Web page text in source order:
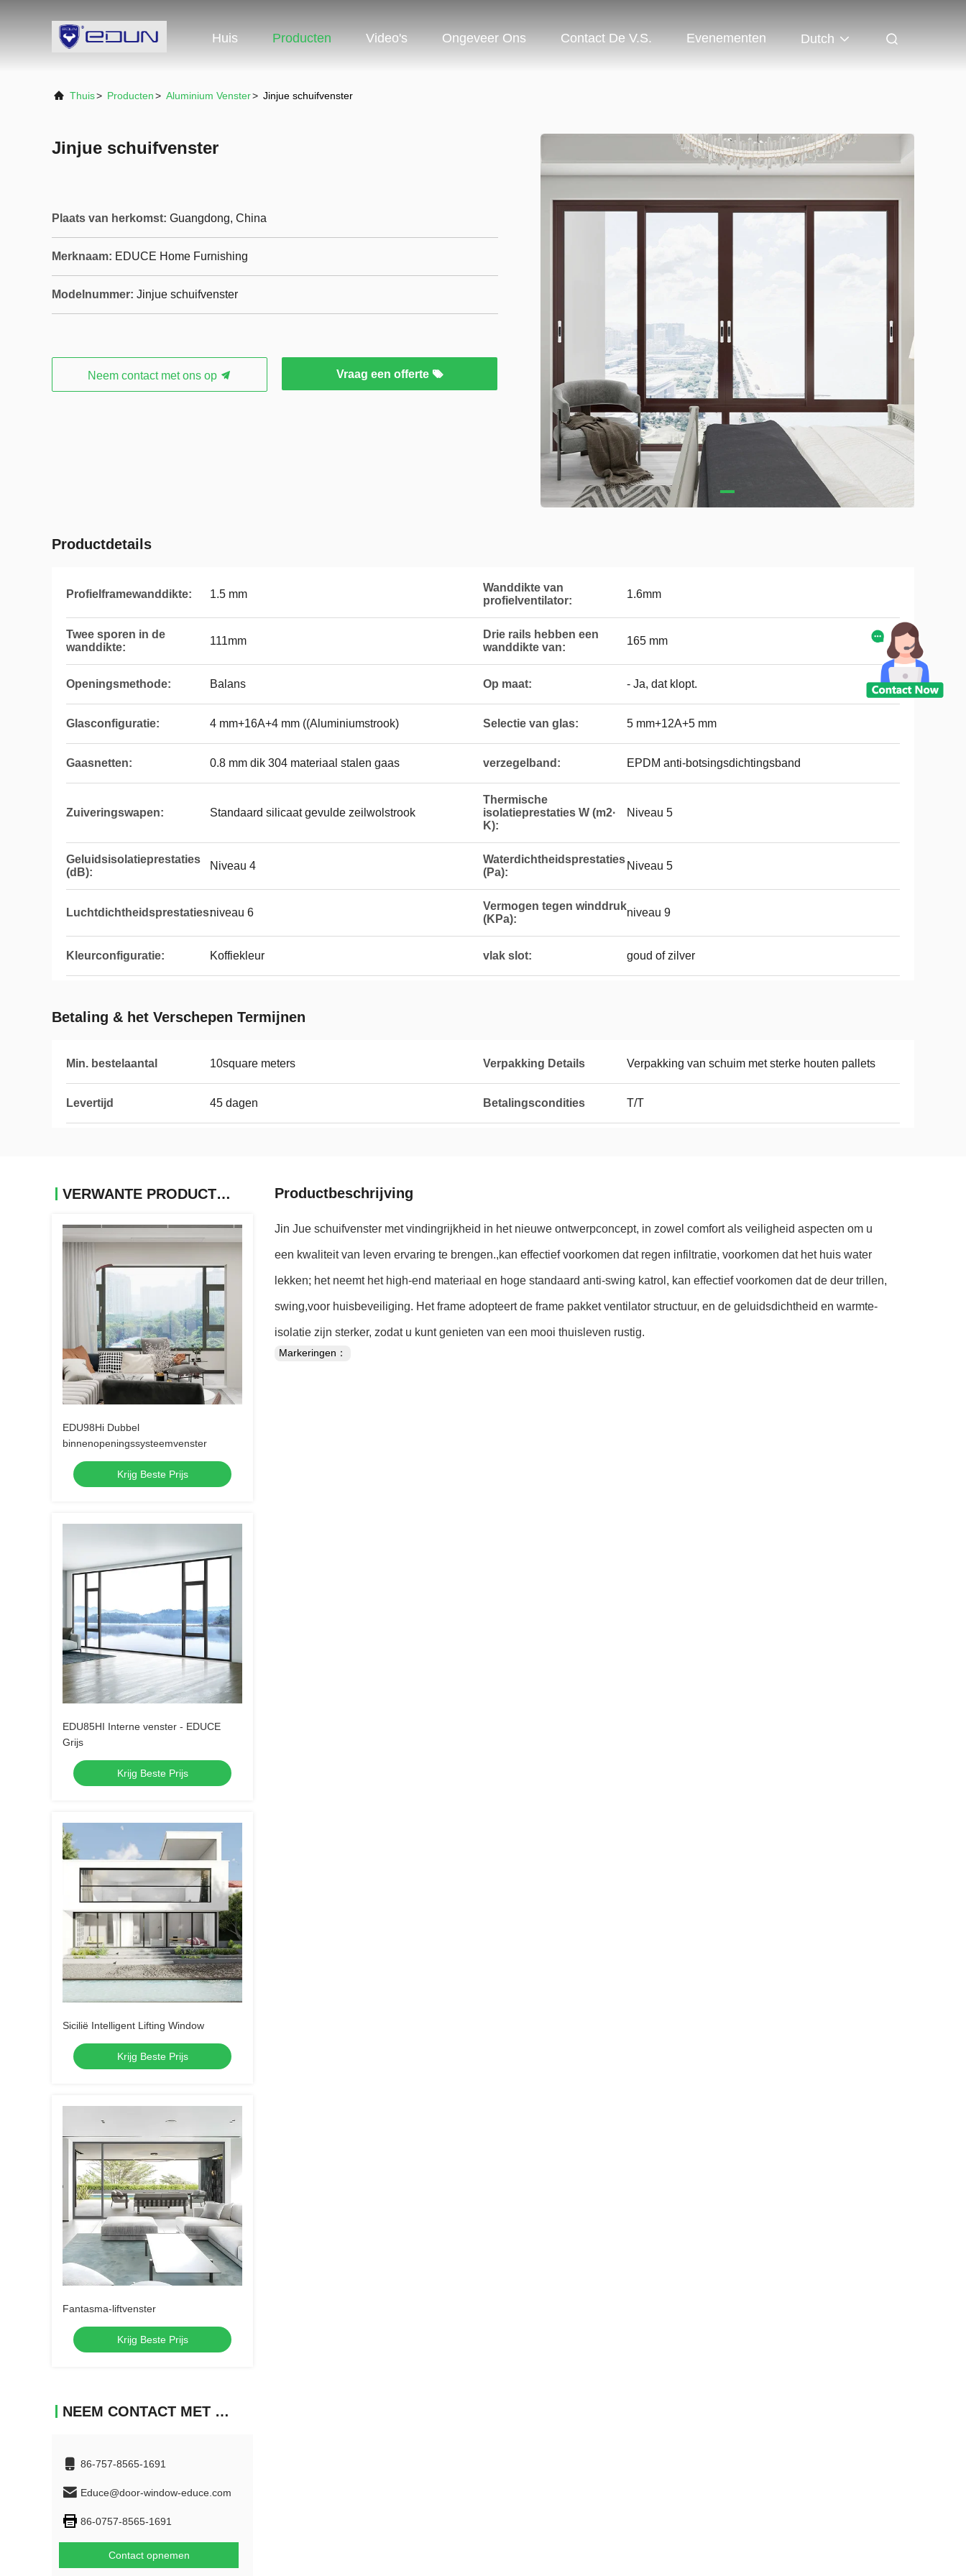
Huis Producten Video's Ongeveer Ons Contact De V.S. Evenementen Dutch
Thuis> Producten> Aluminium Venster> Jinjue schuifvenster
Jinjue schuifvenster
Plaats van herkomst: Guangdong, China
Merknaam: EDUCE Home Furnishing
Modelnummer: Jinjue schuifvenster
Neem contact met ons op Vraag een offerte
Productdetails
Profielframewanddikte: 1.5 mm
Wanddikte van
profielventilator:
1.6mm
Twee sporen in de
wanddikte:
111mm
Drie rails hebben een
wanddikte van:
165 mm
Openingsmethode: Balans Op maat: - Ja, dat klopt.
Glasconfiguratie: 4 mm+16A+4 mm ((Aluminiumstrook) Selectie van glas: 5 mm+12A+5 mm
Gaasnetten: 0.8 mm dik 304 materiaal stalen gaas verzegelband: EPDM anti-botsingsdichtingsband
Zuiveringswapen: Standaard silicaat gevulde zeilwolstrook
Thermische
isolatieprestaties W (m2·
K):
Niveau 5
Geluidsisolatieprestaties
(dB):
Niveau 4
Waterdichtheidsprestaties
(Pa):
Niveau 5
Luchtdichtheidsprestaties:niveau 6
Vermogen tegen winddruk
(KPa):
niveau 9
Kleurconfiguratie: Koffiekleur vlak slot: goud of zilver
Betaling & het Verschepen Termijnen
Min. bestelaantal 10square meters Verpakking Details Verpakking van schuim met sterke houten pallets
Levertijd 45 dagen Betalingscondities T/T
VERWANTE PRODUCTEN
EDU98Hi Dubbel
binnenopeningssysteemvenster
Krijg Beste Prijs
EDU85HI Interne venster - EDUCE
Grijs
Krijg Beste Prijs
Sicilië Intelligent Lifting Window
Krijg Beste Prijs
Fantasma-liftvenster
Krijg Beste Prijs
NEEM CONTACT MET ONS OP
86-757-8565-1691
Educe@door-window-educe.com
86-0757-8565-1691
Contact opnemen
Productbeschrijving
Jin Jue schuifvenster met vindingrijkheid in het nieuwe ontwerpconcept, in zowel comfort als veiligheid aspecten om u
een kwaliteit van leven ervaring te brengen.,kan effectief voorkomen dat regen infiltratie, voorkomen dat het huis water
lekken; het neemt het high-end materiaal en hoge standaard anti-swing katrol, kan effectief voorkomen dat de deur trillen,
swing,voor huisbeveiliging. Het frame adopteert de frame pakket ventilator structuur, en de geluidsdichtheid en warmte-
isolatie zijn sterker, zodat u kunt genieten van een mooi thuisleven rustig.
Markeringen：